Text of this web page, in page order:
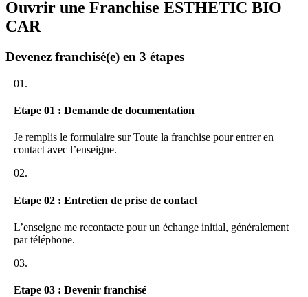
ESTHETIC BIO CAR**, c’est :**
développement
2. Un accompagnement offrant proximité et disponibilité
une gamme de produits innovants
EBC vous donne les moyens de réaliser votre projet
Rejoignez nous !!!
Ouvrir une Franchise ESTHETIC BIO
CAR
Devenez franchisé(e) en 3 étapes
01.
Etape 01 : Demande de documentation
Je remplis le formulaire sur Toute la franchise pour entrer en
contact avec l’enseigne.
02.
Etape 02 : Entretien de prise de contact
L’enseigne me recontacte pour un échange initial, généralement
par téléphone.
03.
Etape 03 : Devenir franchisé